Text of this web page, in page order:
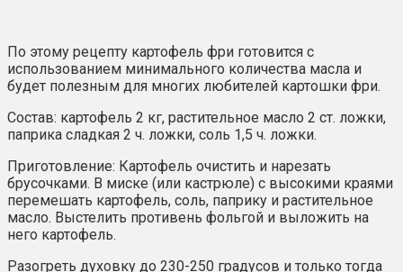
По этому рецепту картофель фри готовится с
использованием минимального количества масла и
будет полезным для многих любителей картошки фри.
Состав: картофель 2 кг, растительное масло 2 ст. ложки,
паприка сладкая 2 ч. ложки, соль 1,5 ч. ложки.
Приготовление: Картофель очистить и нарезать
брусочками. В миске (или кастрюле) с высокими краями
перемешать картофель, соль, паприку и растительное
масло. Выстелить противень фольгой и выложить на
него картофель.
Разогреть духовку до 230-250 градусов и только тогда